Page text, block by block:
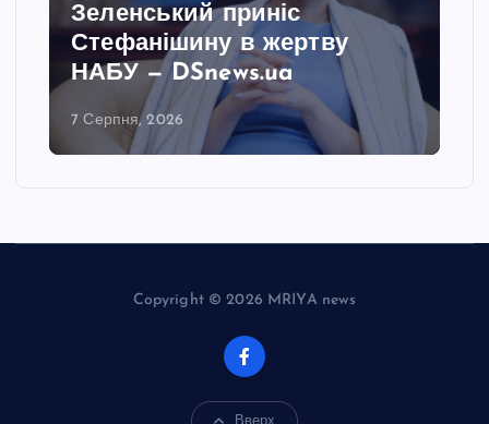
Зеленський приніс
Стефанішину в жертву
НАБУ — DSnews.ua
7 Серпня, 2026
Copyright © 2026 MRIYA news
Вверх